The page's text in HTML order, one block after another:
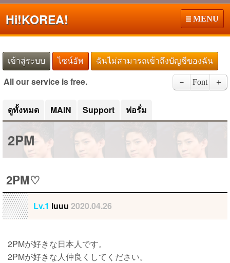
Hi!KOREA! MENU
เข้าสู่ระบบ ไซน์อัพ ฉันไม่สามารถเข้าถึงบัญชีของฉัน
All our service is free. － Font ＋
ดูทั้งหมด MAIN Support ฟอรั่ม
2PM
2PM♡
Lv.1 luuu 2020.04.26
2PMが好きな日本人です。
2PMが好きな人仲良くしてください。